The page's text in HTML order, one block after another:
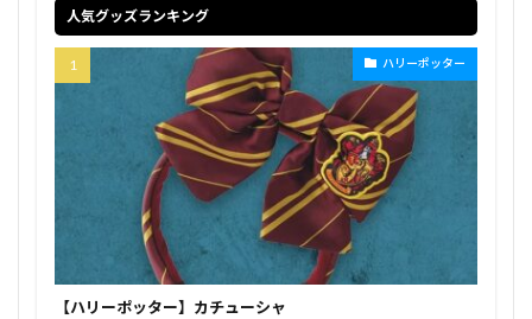
人気グッズランキング
ハリーポッター
【ハリーポッター】カチューシャ